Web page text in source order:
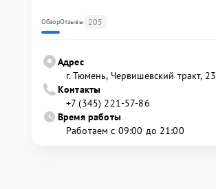
ОбзорОтзывы 205
Адрес
г. Тюмень, ​Червишевский тракт, 23
Контакты
+7 (345) 221-57-86
Время работы
Работаем с 09:00 до 21:00